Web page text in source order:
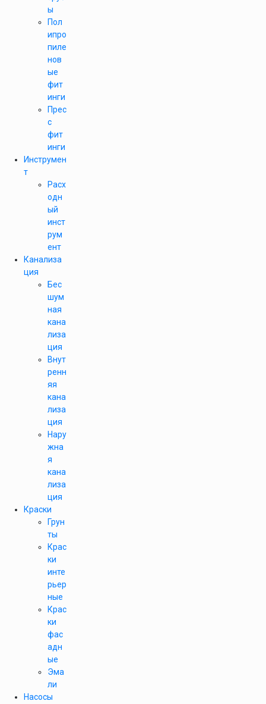
ы
Пол
ипро
пиле
нов
ые
фит
инги
Прес
с
фит
инги
Инструмен
т
Расх
одн
ый
инст
рум
ент
Канализа
ция
Бес
шум
ная
кана
лиза
ция
Внут
ренн
яя
кана
лиза
ция
Нару
жна
я
кана
лиза
ция
Краски
Грун
ты
Крас
ки
инте
рьер
ные
Крас
ки
фас
адн
ые
Эма
ли
Насосы